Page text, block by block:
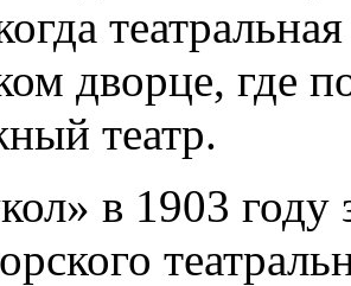
дворце, где
театр.
в 1903 году